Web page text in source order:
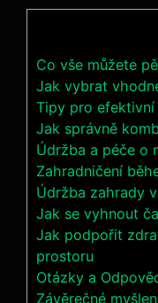
Co vše můžete
Jak vybrat
Tipy pro
Jak správně
Údržba a péče o
Zahradničení
Údržba zahrady
Jak se vyhnout
Jak podpořit
prostoru
Otázky a
Závěrečné